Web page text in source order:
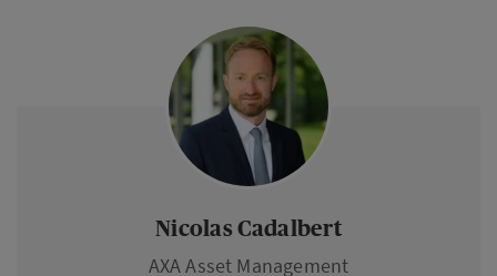
Nicolas Cadalbert
AXA Asset Management